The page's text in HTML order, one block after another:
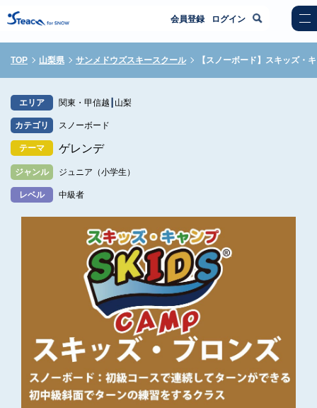
会員登録 ログイン
TOP 山梨県 サンメドウズスキースクール 【スノーボード】スキッズ
エリア 関東・甲信越 山梨
カテゴリ スノーボード
テーマ ゲレンデ
ジャンル ジュニア（小学生）
レベル 中級者